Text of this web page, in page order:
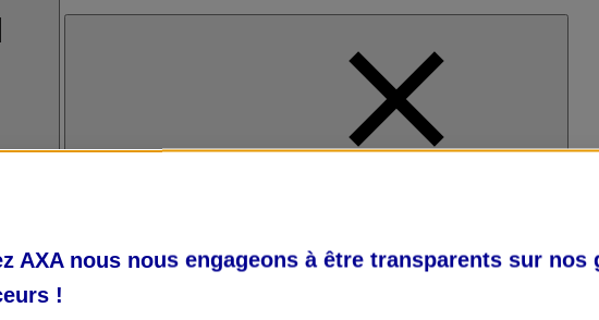
AXA nous nous engageons à être transparents sur nos
!